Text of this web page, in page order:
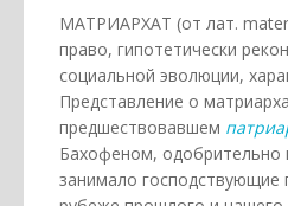
МАТРИАРХАТ (от лат. mater
право, гипотетически
социальной эволюции,
Представление о
предшествовавшем
Бахофеном, одобрительно
занимало господствующие